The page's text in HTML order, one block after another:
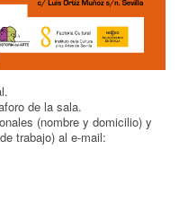
de la sala.
(nombre y domicilio) y
trabajo) al e-mail: